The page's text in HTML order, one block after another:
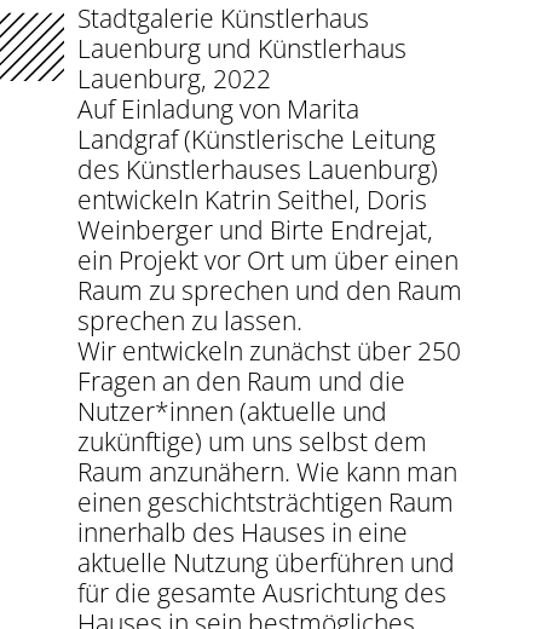
Stadtgalerie Künstlerhaus
Lauenburg und Künstlerhaus
Lauenburg, 2022
Auf Einladung von Marita
Landgraf (Künstlerische Leitung
des Künstlerhauses Lauenburg)
entwickeln Katrin Seithel, Doris
Weinberger und Birte Endrejat,
ein Projekt vor Ort um über einen
Raum zu sprechen und den Raum
sprechen zu lassen.
Wir entwickeln zunächst über 250
Fragen an den Raum und die
Nutzer*innen (aktuelle und
zukünftige) um uns selbst dem
Raum anzunähern. Wie kann man
einen geschichtsträchtigen Raum
innerhalb des Hauses in eine
aktuelle Nutzung überführen und
für die gesamte Ausrichtung des